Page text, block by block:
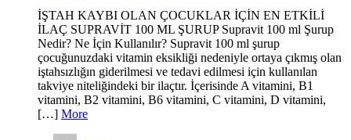
İŞTAH KAYBI OLAN ÇOCUKLAR İÇİN EN ETKİLİ
İLAÇ SUPRAVİT 100 ML ŞURUP Supravit 100 ml Şurup
Nedir? Ne İçin Kullanılır? Supravit 100 ml şurup
çocuğunuzdaki vitamin eksikliği nedeniyle ortaya çıkmış olan
iştahsızlığın giderilmesi ve tedavi edilmesi için kullanılan
takviye niteliğindeki bir ilaçtır. İçerisinde A vitamini, B1
vitamini, B2 vitamini, B6 vitamini, C vitamini, D vitamini,
[…] More